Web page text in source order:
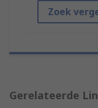
Zoek
Gerelateerde